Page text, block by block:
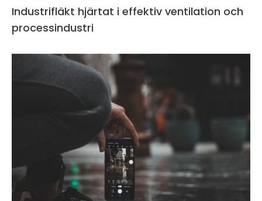
Industrifläkt hjärtat i effektiv ventilation och
processindustri